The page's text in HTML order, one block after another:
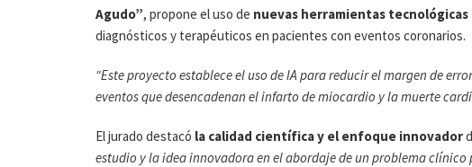
Agudo”, propone el uso de nuevas herramientas
diagnósticos y terapéuticos en pacientes con eventos coronarios.
“Este proyecto establece el uso de IA para reducir el margen de
eventos que desencadenan el infarto de miocardio y la muerte
El jurado destacó la calidad científica y el enfoque innovador
estudio y la idea innovadora en el abordaje de un problema clínico